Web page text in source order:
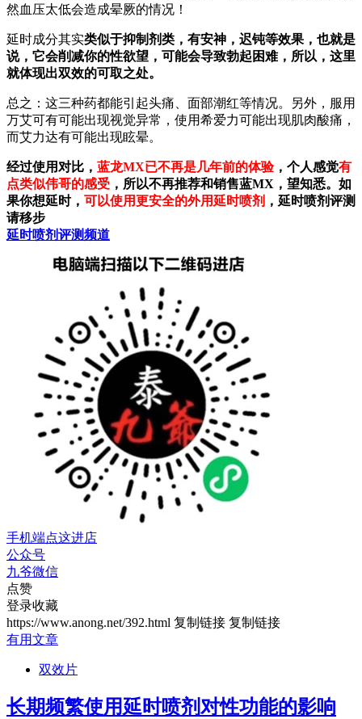
然血压太低会造成晕厥的情况！
延时成分其实类似于抑制剂类，有安神，迟钝等效果，也就是
说，它会削减你的性欲望，可能会导致勃起困难，所以，这里
就体现出双效的可取之处。
总之：这三种药都能引起头痛、面部潮红等情况。另外，服用
万艾可有可能出现视觉异常，使用希爱力可能出现肌肉酸痛，
而艾力达有可能出现眩晕。
经过使用对比， 蓝龙MX已不再是几年前的体验，个人感觉有
点类似伟哥的感受 ，所以不再推荐和销售蓝MX，望知悉。如
果你想延时， 可以使用更安全的外用延时喷剂 ，延时喷剂评测
请移步
延时喷剂评测频道
手机端点这进店
公众号
九爷微信
点赞
登录收藏
https://www.anong.net/392.html 复制链接 复制链接
有用文章
双效片
长期频繁使用延时喷剂对性功能的影响